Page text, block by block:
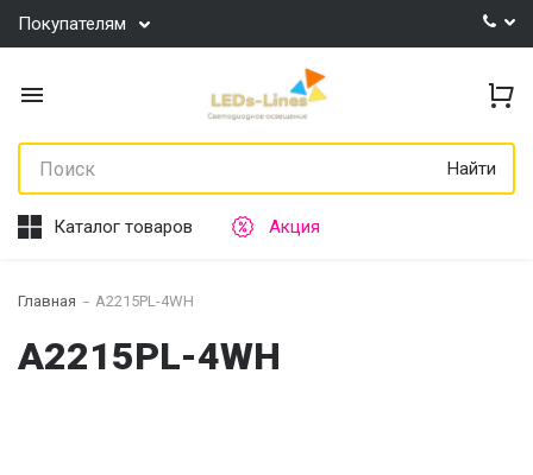
Покупателям
Найти
Каталог товаров Акция
Главная A2215PL-4WH
A2215PL-4WH